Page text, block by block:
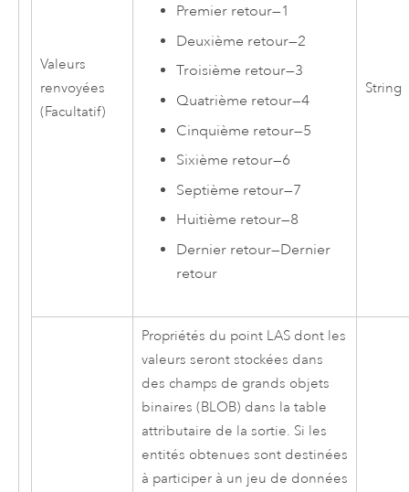
Valeurs
renvoyées
(Facultatif)
Premier retour—1
Deuxième retour—2
Troisième retour—3
Quatrième retour—4
Cinquième retour—5
Sixième retour—6
Septième retour—7
Huitième retour—8
Dernier retour—Dernier
retour
String
Propriétés du point LAS dont les
valeurs seront stockées dans
des champs de grands objets
binaires (BLOB) dans la table
attributaire de la sortie. Si les
entités obtenues sont destinées
à participer à un jeu de données